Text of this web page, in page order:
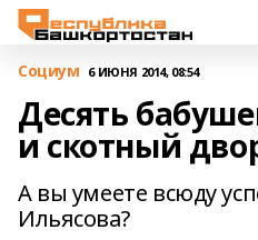
Cоциум 6 ИЮНЯ 2014, 08:54
Десять
и скотный
А вы умеете всюду
Ильясова?